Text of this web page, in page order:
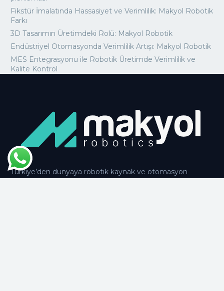
Fikstür İmalatında Hassasiyet ve Verimlilik: Makyol Robotik
Farkı
3D Tasarımın Üretimdeki Rolü: Makyol Robotik
Endüstriyel Otomasyonda Verimlilik Artışı: Makyol Robotik
MES Entegrasyonu ile Robotik Üretimde Verimlilik ve
Kalite Kontrol
Türkiye’den dünyaya robotik kaynak ve otomasyon
çözümleri.